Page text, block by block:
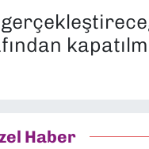
Haber